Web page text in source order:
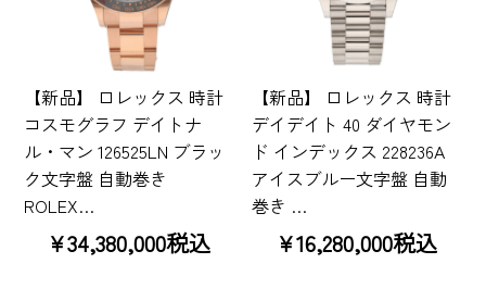
【新品】 ロレックス 時計
コスモグラフ デイトナ
ル・マン 126525LN ブラッ
ク文字盤 自動巻き
ROLEX…
¥34,380,000税込
【新品】 ロレックス 時計
デイデイト 40 ダイヤモン
ド インデックス 228236A
アイスブルー文字盤 自動
巻き …
¥16,280,000税込